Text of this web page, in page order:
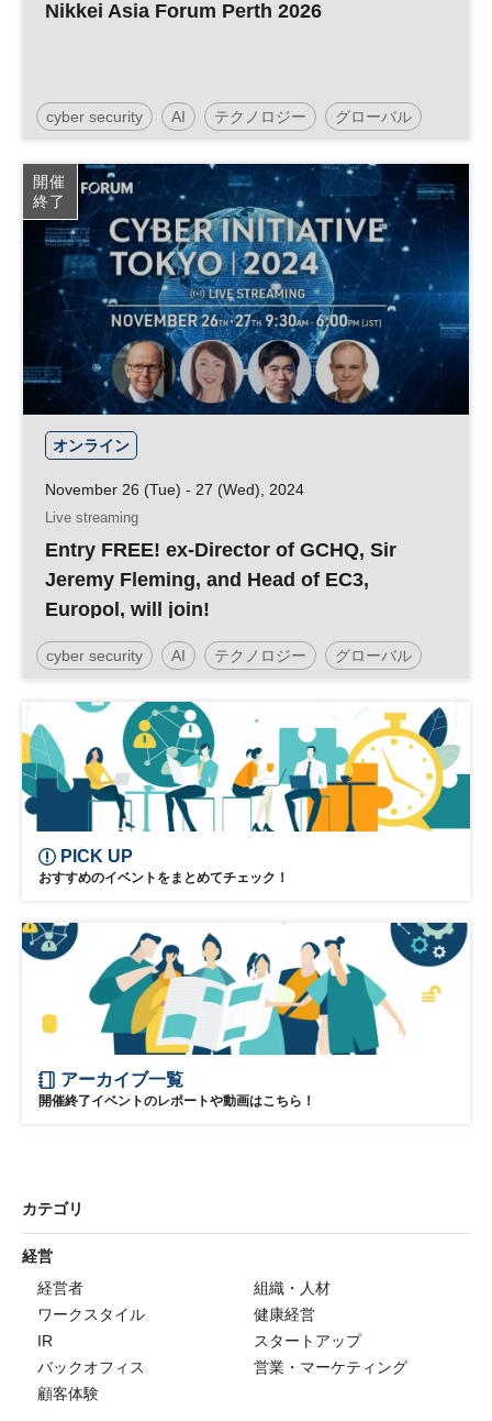
Nikkei Asia Forum Perth 2026
cyber security AI テクノロジー グローバル
NIKKEI FORUM
デジタル
開催
終了
オンライン
November 26 (Tue) - 27 (Wed), 2024
Live streaming
Entry FREE! ex-Director of GCHQ, Sir
Jeremy Fleming, and Head of EC3,
Europol, will join!
cyber security AI テクノロジー グローバル
NIKKEI FORUM デジタル
PICK UP
おすすめのイベントをまとめてチェック！
アーカイブ一覧
開催終了イベントのレポートや動画はこちら！
カテゴリ
経営
経営者
組織・人材
ワークスタイル
健康経営
IR
スタートアップ
バックオフィス
営業・マーケティング
顧客体験